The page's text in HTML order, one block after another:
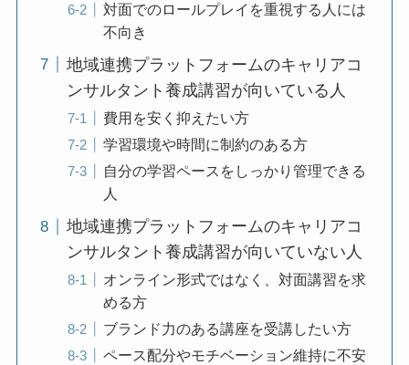
対面でのロールプレイを重視する人には
不向き
地域連携プラットフォームのキャリアコ
ンサルタント養成講習が向いている人
費用を安く抑えたい方
学習環境や時間に制約のある方
自分の学習ペースをしっかり管理できる
人
地域連携プラットフォームのキャリアコ
ンサルタント養成講習が向いていない人
オンライン形式ではなく、対面講習を求
める方
ブランド力のある講座を受講したい方
ペース配分やモチベーション維持に不安